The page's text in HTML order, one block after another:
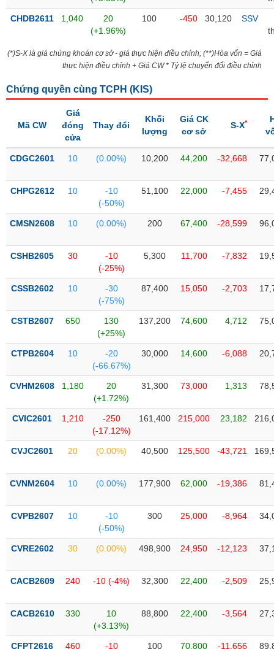
ETF
phiếu
Tổng
dịch
kỹ
Hồ
doanh
nghiệp
Tin
tức
kiện
liệu
Tâm
lý
trường
CHDB2611 1,040
20
(+1.96%)
100 -450 30,120
SSV
(*)S-X là giá chứng khoán cơ sở - giá thực hiện điều chỉnh; (**)Hòa vốn = Giá
thực hiện điều chỉnh + Giá CW * Tỷ lệ chuyển đổi điều chỉnh
Chứng quyền cùng TCPH (KIS)
Mã CW
Giá
đóng
cửa
Thay đổi
Khối
lượng
Giá CK
cơ sở
S-X*
CDGC2601 10 (0.00%) 10,200 44,200 -32,668
CHPG2612 10
-10
(-50%)
51,100 22,000 -7,455
CMSN2608 10 (0.00%) 200 67,400 -28,599
CSHB2605 30
-10
(-25%)
5,300 11,700 -7,832
CSSB2602 10
-30
(-75%)
87,400 15,050 -2,703
CSTB2607 650
130
(+25%)
137,200 74,600 4,712
CTPB2604 10
-20
(-66.67%)
30,000 14,600 -6,088
CVHM2608 1,180
20
(+1.72%)
31,300 73,000 1,313
CVIC2601 1,210
-250
(-17.12%)
161,400 215,000 23,182
CVJC2601 20 (0.00%) 40,500 125,500 -43,721
CVNM2604 10 (0.00%) 177,900 62,000 -19,386
CVPB2607 10
-10
(-50%)
300 25,000 -8,964
CVRE2602 30 (0.00%) 498,900 24,950 -12,123
CACB2609 240 -10 (-4%) 32,300 22,400 -2,509
CACB2610 330
10
(+3.13%)
88,800 22,400 -3,564
CFPT2616 460 -10 100 70,800 -11,656
NĂNG
NGUYÊN
LIỆU
CÔNG
TIÊU
KHÔNG
YẾU
TIÊU
DÙNG
YẾU
CHĂM